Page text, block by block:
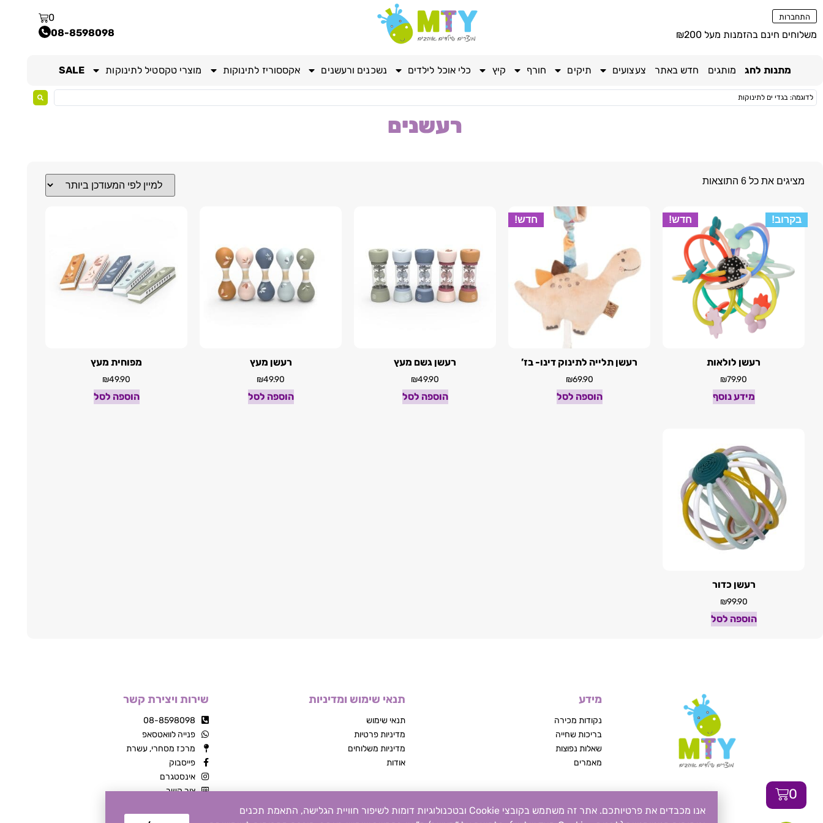
התחברות
משלוחים חינם בהזמנות מעל ₪200
0
0
08-8598098
מתנות לחג מותגים חדש באתר צעצועים תיקים חורף קיץ כלי אוכל לילדים נשכנים ורעשנים אקססוריז לתינוקות מוצרי טקסטיל לתינוקות SALE
רעשנים
מציגים את כל ⁦6⁩ התוצאות
חדש! בקרוב!
רעשן לולאות
₪79.90
מידע נוסף
חדש!
רעשן תלייה לתינוק דינו- בז’
₪69.90
הוספה לסל
רעשן גשם מעץ
₪49.90
הוספה לסל
רעשן מעץ
₪49.90
הוספה לסל
מפוחית מעץ
₪49.90
הוספה לסל
רעשן כדור
₪99.90
הוספה לסל
מידע
נקודות מכירה
בריכות שחייה
שאלות נפוצות
מאמרים
תנאי שימוש ומדיניות
תנאי שימוש
מדיניות פרטיות
מדיניות משלוחים
אודות
שירות ויצירת קשר
08-8598098
פנייה לוואטסאפ
מרכז מסחרי, עשרת
פייסבוק
אינסטגרם
צור קשר
אנו מכבדים את פרטיותכם. אתר זה משתמש בקובצי Cookie ובטכנולוגיות דומות לשיפור חוויית הגלישה, התאמת תכנים